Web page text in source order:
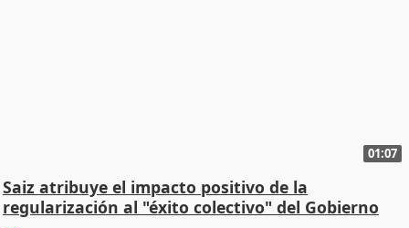
01:07
Saiz atribuye el impacto positivo de la
regularización al "éxito colectivo" del Gobierno